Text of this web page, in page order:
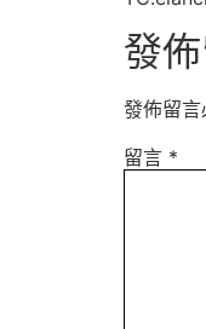
發
發佈留言
留言 *